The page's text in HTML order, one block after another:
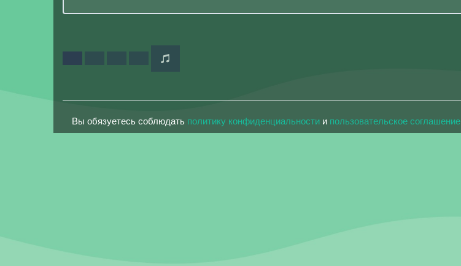
Вы обязуетесь соблюдать политику конфиденциальности и пользовательское соглашение